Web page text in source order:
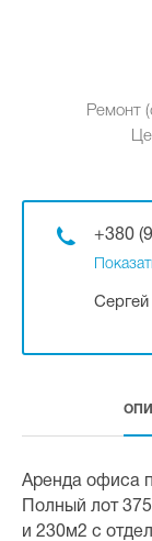
Ремонт
+380
Сергей
Аренда офиса
Полный лот
и 230м2 с